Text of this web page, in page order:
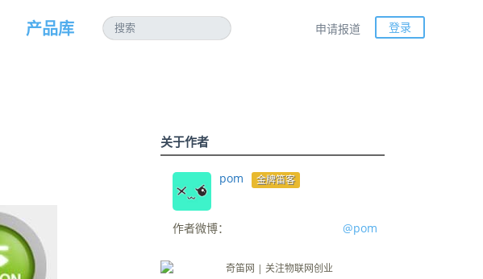
产品库 申请报道 登录
关于作者
pom 金牌笛客
作者微博： @pom